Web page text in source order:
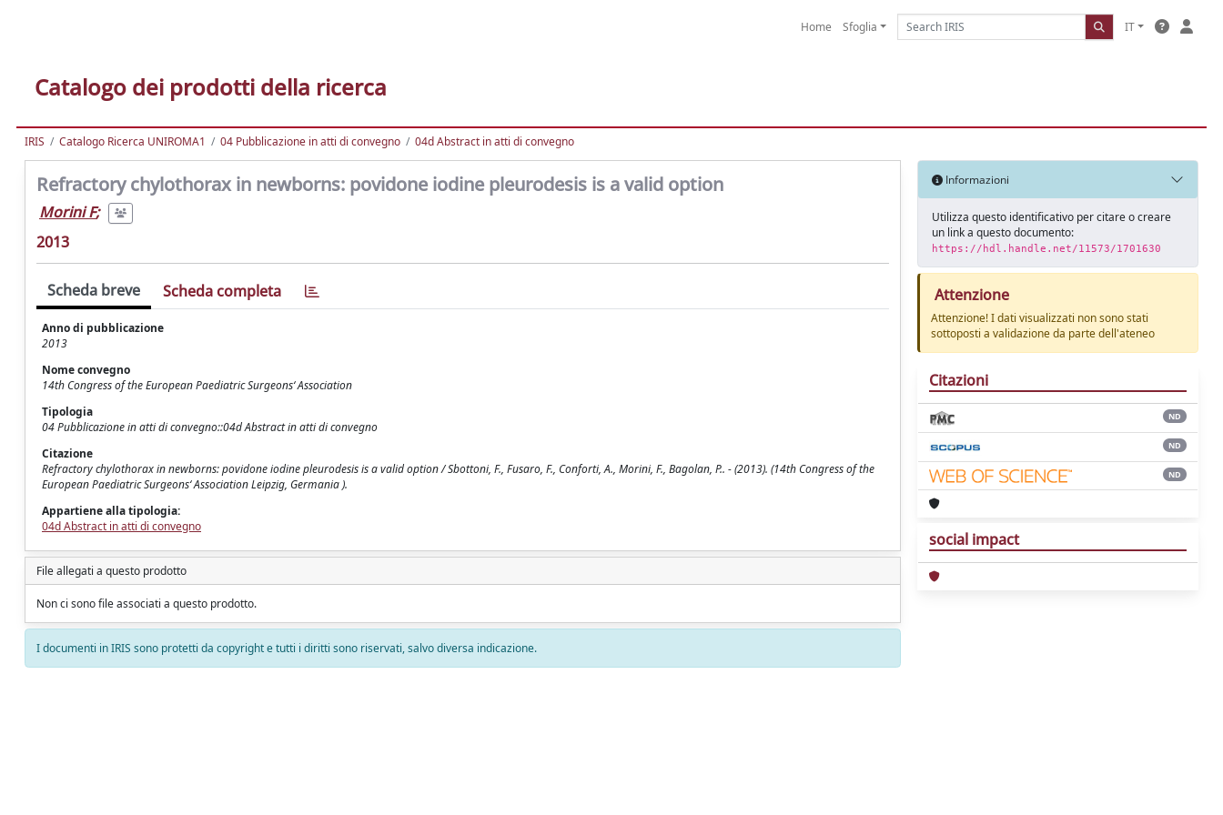
Home Sfoglia IT
Catalogo dei prodotti della ricerca
IRIS Catalogo Ricerca UNIROMA1 04 Pubblicazione in atti di convegno 04d Abstract in atti di convegno
Refractory chylothorax in newborns: povidone iodine pleurodesis is a valid option
Morini F;
2013
Scheda breve Scheda completa
Anno di pubblicazione
2013
Nome convegno
14th Congress of the European Paediatric Surgeons‘ Association
Tipologia
04 Pubblicazione in atti di convegno::04d Abstract in atti di convegno
Citazione
Refractory chylothorax in newborns: povidone iodine pleurodesis is a valid option / Sbottoni, F., Fusaro, F., Conforti, A., Morini, F., Bagolan, P.. - (2013). (14th Congress of the
European Paediatric Surgeons‘ Association Leipzig, Germania ).
Appartiene alla tipologia:
04d Abstract in atti di convegno
File allegati a questo prodotto
Non ci sono file associati a questo prodotto.
I documenti in IRIS sono protetti da copyright e tutti i diritti sono riservati, salvo diversa indicazione.
Informazioni
Utilizza questo identificativo per citare o creare
un link a questo documento:
https://hdl.handle.net/11573/1701630
Attenzione
Attenzione! I dati visualizzati non sono stati
sottoposti a validazione da parte dell'ateneo
Citazioni
ND
ND
ND
social impact